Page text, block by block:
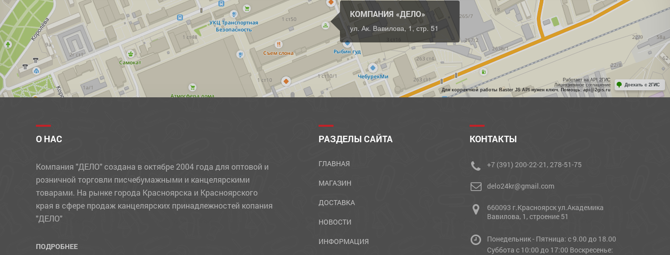
ПРОДУКТЫ
ПРОЧИЕ ТОВАРЫ
РАЗДЕЛИТЕЛИ
РАСКРАСКИ, АППЛИКАЦИИ
РУЧКИ
СКРЕПКИ, КНОПКИ, ЗАЖИМЫ
СТЕПЛЕРЫ, СКОБЫ, АНТИСТЕПЛЕРЫ
СТЕРЖНИ
СУМКИ
КОМПАНИЯ «ДЕЛО»
ул. Ак. Вавилова, 1, стр. 51
Работает на API 2ГИС
Лицензионное соглашение
Для корректной работы Raster JS API нужен ключ. Помощь: api@2gis.ru
Доехать с 2ГИС
О НАС
Компания "ДЕЛО" создана в октябре 2004 года для оптовой и
розничной торговли писчебумажными и канцелярскими
товарами. На рынке города Красноярска и Красноярского
края в сфере продаж канцелярских принадлежностей копания
"ДЕЛО"
ПОДРОБНЕЕ
РАЗДЕЛЫ САЙТА
ГЛАВНАЯ
МАГАЗИН
ДОСТАВКА
НОВОСТИ
ИНФОРМАЦИЯ
КОНТАКТЫ
+7 (391) 200-22-21, 278-51-75
delo24kr@gmail.com
660093 г.Красноярск ул.Академика
Вавилова, 1, строение 51
Понедельник - Пятница: с 9.00 до 18.00
Cуббота с 10:00 до 17:00 Воскресенье: